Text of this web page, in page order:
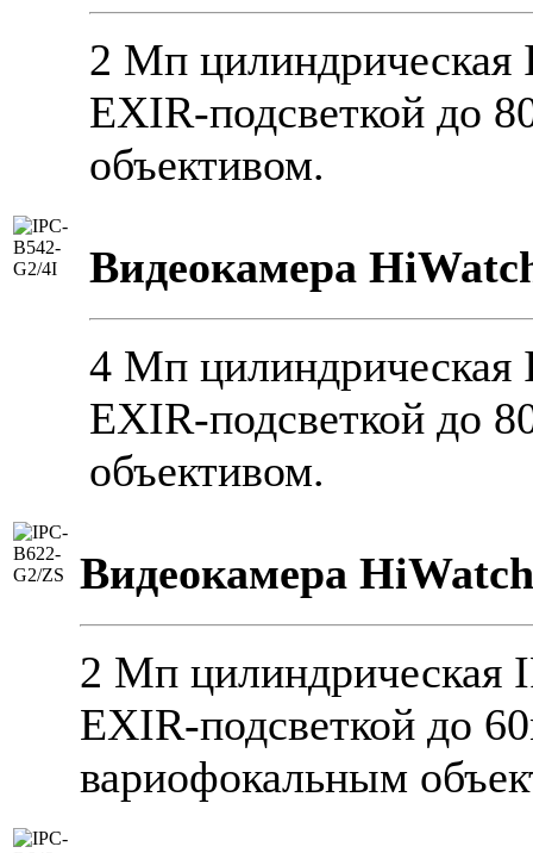
2 Мп цилиндрическая
EXIR-подсветкой до
объективом.
Видеокамера
4 Мп цилиндрическая
EXIR-подсветкой до
объективом.
Видеокамера
2 Мп цилиндрическая
EXIR-подсветкой до
вариофокальным